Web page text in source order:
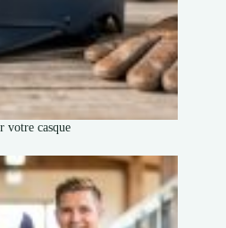
votre casque